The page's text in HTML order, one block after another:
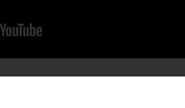
Dimension